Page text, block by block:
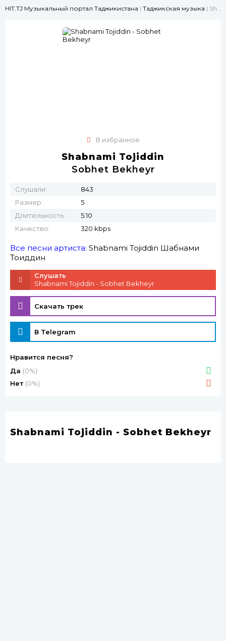
HIT.TJ Музыкальный портал Таджикистана | Таджикская музыка | Shabnami Tojiddin - Sobhet Bekheyr
В избранное
Shabnami Tojiddin
Sobhet Bekheyr
Слушали:
843
Размер:
5
Длительность:
5:10
Качество:
320 kbps
Все песни артиста: Shabnami Tojiddin Шабнами
Тоҷиддин
Слушать
Shabnami Tojiddin - Sobhet Bekheyr
Скачать трек
В Telegram
Нравится песня?
Да (0%)
Нет (0%)
Shabnami Tojiddin - Sobhet Bekheyr